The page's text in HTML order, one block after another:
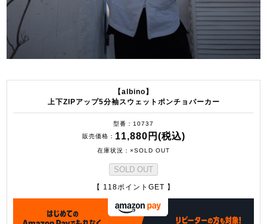
【albino】
上下ZIPアップ5分袖スウェットポンチョパーカー
型番
10737
販売価格
11,880円(税込)
在庫状況 ×SOLD OUT
SOLD OUT
【 118ポイントGET 】